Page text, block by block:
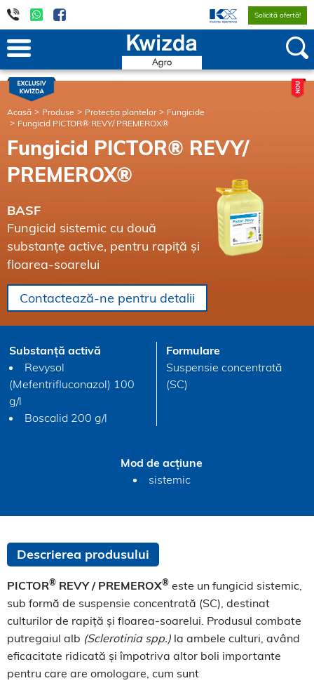
Solicită ofertă!
Acasă Produse Protecția plantelor
Fungicide
Fungicid PICTOR® REVY/ PREMEROX®
Fungicid PICTOR® REVY/
PREMEROX®
BASF
Fungicid sistemic cu două
substanțe active, pentru rapiță și
floarea-soarelui
Contactează-ne pentru detalii
Substanță activă
Revysol
(Mefentrifluconazol) 100
g/l
Boscalid 200 g/l
Formulare
Suspensie concentrată
(SC)
Mod de acțiune
sistemic
Descrierea produsului
PICTOR® REVY / PREMEROX® este un fungicid sistemic,
sub formă de suspensie concentrată (SC), destinat
culturilor de rapiță și floarea-soarelui. Produsul combate
putregaiul alb (Sclerotinia spp.) la ambele culturi, având
eficacitate ridicată și împotriva altor boli importante
pentru care are omologare, cum sunt